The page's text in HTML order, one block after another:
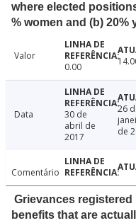
where elected
% women and (b) 20%
Valor
0.00
Data
30 de
abril de
2017
26
de
Comentário
Grievances
benefits that are